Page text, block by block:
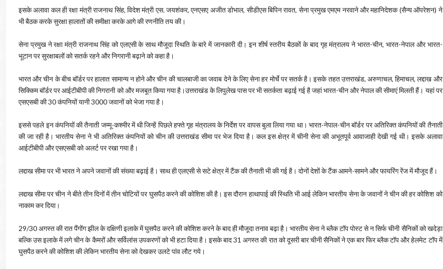
इसके अलावा कल ही रक्षा मंत्री राजनाथ सिंह, विदेश मंत्री एस. जयशंकर, एनएसए अजीत डोभाल, सीडीएस बिपिन रावत, सेना प्रमुख एमएम नरवाने और महानिदेशक (सैन्य ऑपरेशन) ने
भी बैठक करके सुरक्षा हालातों की समीक्षा करके आगे की रणनीति तय की।
सेना प्रमुख ने रक्षा मंत्री राजनाथ सिंह को एलएसी के साथ मौजूदा स्थिति के बारे में जानकारी दी। इन शीर्ष स्तरीय बैठकों के बाद गृह मंत्रालय ने भारत-चीन, भारत-नेपाल और भारत-
भूटान पर सुरक्षाबलों को सतर्क रहने और निगरानी बढ़ाने को कहा है।
भारत और चीन के बीच बॉर्डर पर हालात सामान्य न होने और चीन की चालबाजी का जवाब देने के लिए सेना हर मोर्चे पर सतर्क है। इसके तहत उत्तराखंड, अरुणाचल, हिमाचल, लद्दाख और
सिक्किम बॉर्डर पर आईटीबीपी की निगरानी को और मजबूत किया गया है।उत्तराखंड के​ लिपुलेख पास पर ​भी सतर्कता ​बढ़ाई गई है​ जहां ​भारत-चीन​ ​​​​​और ​​नेपाल ​की सीमाएं मिलती हैं। यहां पर
एसएसबी की 30 ​कंपनियों यानी 3000 जवानों को भेजा गया​ है।​
इससे पहले इन कंपनियों की तैनाती​ जम्मू-कश्मीर में थी​ जिन्हें पिछले हफ्ते गृह मंत्रालय के निर्देश पर वापस बुला लिया गया था।​​ ​भारत-नेपाल-चीन बॉर्डर पर अतिरिक्त कंपनियों की तैनाती
की जा रही है। भारतीय सेना ने भी अतिरिक्त कंपनियों को चीन की उत्तराखंड सीमा पर भेज दिया है। कल इस क्षेत्र में चीनी सेना की अभूतपूर्व आवाजाही देखी गई थी। इसके अलावा
आईटीबीपी और एसएसबी को अलर्ट पर रखा गया है।
लद्दाख सीमा पर भी भारत ने अपने जवानों की संख्या बढ़ाई है। साथ ही एलएसी से सटे क्षेत्र में टैंक की तैनाती भी की गई है। दोनों देशों के टैंक आमने-सामने और फायरिंग रेंज में मौजूद हैं।
​लद्दाख सीमा पर चीन ने बीते तीन दिनों में तीन चोटियों पर घुसपैठ करने की कोशिश की है।​​ इस दौरान हाथापाई की स्थिति भी आई लेकिन भारतीय सेना के जवानों ने चीन की हर कोशिश को
नाकाम कर दिया।​​
29/30 अगस्त की रात पैंगोंग झील के दक्षिणी इलाके में घुसपैठ करने की कोशिश करने के बाद ही मौजूदा तनाव बढ़ा है। भारतीय सेना ने ब्लैक टॉप पोस्ट से न सिर्फ चीनी सैनिकों को खदेड़ा
बल्कि उस इलाके में लगे चीन के कैमरों और सर्विलांस उपकरणों को भी हटा दिया है। इसके बाद 31 अगस्त की रात को दूसरी बार चीनी सैनिकों ने एक बार फिर ब्लैक टॉप और हेलमेट टॉप में
घुसपैठ करने की कोशिश की लेकिन भारतीय सेना को देखकर उलटे पांव लौट गये।